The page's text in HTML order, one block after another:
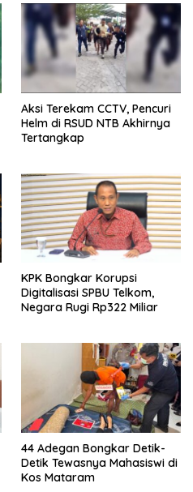
Aksi Terekam CCTV, Pencuri
Helm di RSUD NTB Akhirnya
Tertangkap
KPK Bongkar Korupsi
Digitalisasi SPBU Telkom,
Negara Rugi Rp322 Miliar
44 Adegan Bongkar Detik-
Detik Tewasnya Mahasiswi di
Kos Mataram